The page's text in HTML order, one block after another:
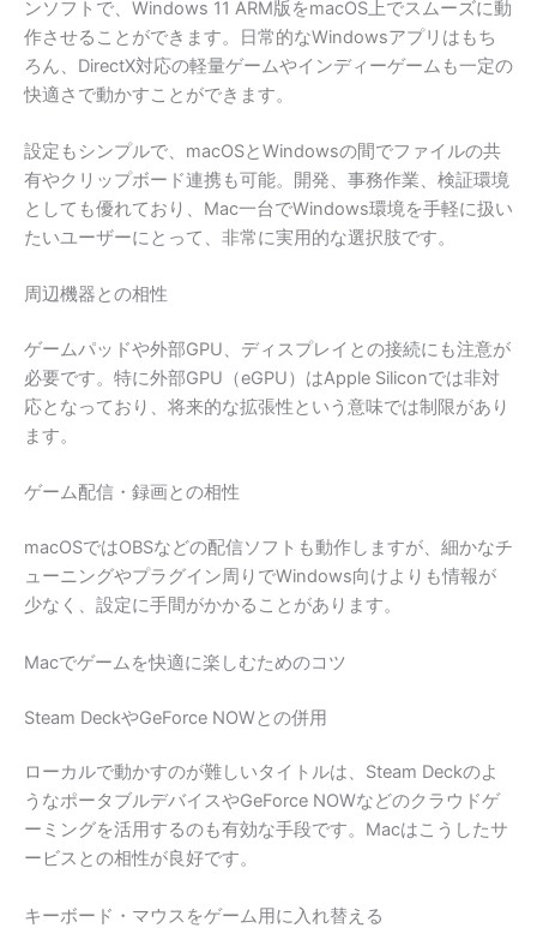
ンソフトで、Windows 11 ARM版をmacOS上でスムーズに動
作させることができます。日常的なWindowsアプリはもち
ろん、DirectX対応の軽量ゲームやインディーゲームも一定の
快適さで動かすことができます。
設定もシンプルで、macOSとWindowsの間でファイルの共
有やクリップボード連携も可能。開発、事務作業、検証環境
としても優れており、Mac一台でWindows環境を手軽に扱い
たいユーザーにとって、非常に実用的な選択肢です。
周辺機器との相性
ゲームパッドや外部GPU、ディスプレイとの接続にも注意が
必要です。特に外部GPU（eGPU）はApple Siliconでは非対
応となっており、将来的な拡張性という意味では制限があり
ます。
ゲーム配信・録画との相性
macOSではOBSなどの配信ソフトも動作しますが、細かなチ
ューニングやプラグイン周りでWindows向けよりも情報が
少なく、設定に手間がかかることがあります。
Macでゲームを快適に楽しむためのコツ
Steam DeckやGeForce NOWとの併用
ローカルで動かすのが難しいタイトルは、Steam Deckのよ
うなポータブルデバイスやGeForce NOWなどのクラウドゲ
ーミングを活用するのも有効な手段です。Macはこうしたサ
ービスとの相性が良好です。
キーボード・マウスをゲーム用に入れ替える